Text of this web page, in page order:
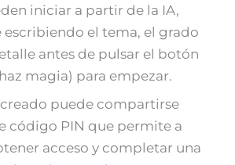
iniciar a partir de la IA,
el tema, el grado
antes de pulsar el botón
magia) para empezar.
puede compartirse
código PIN que permite a
acceso y completar una